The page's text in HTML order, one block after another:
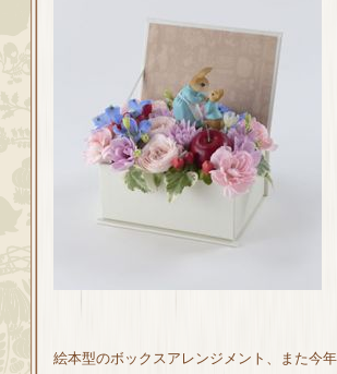
絵本型のボックスアレンジメント、また今